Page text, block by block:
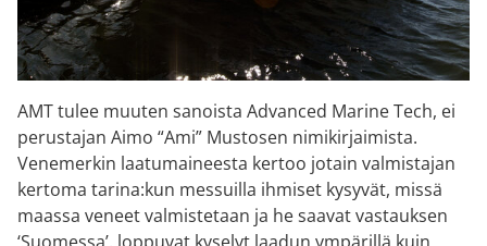
AMT tulee muuten sanoista Advanced Marine Tech, ei
perustajan Aimo “Ami” Mustosen nimikirjaimista.
Venemerkin laatumaineesta kertoo jotain valmistajan
kertoma tarina:kun messuilla ihmiset kysyvät, missä
maassa veneet valmistetaan ja he saavat vastauksen